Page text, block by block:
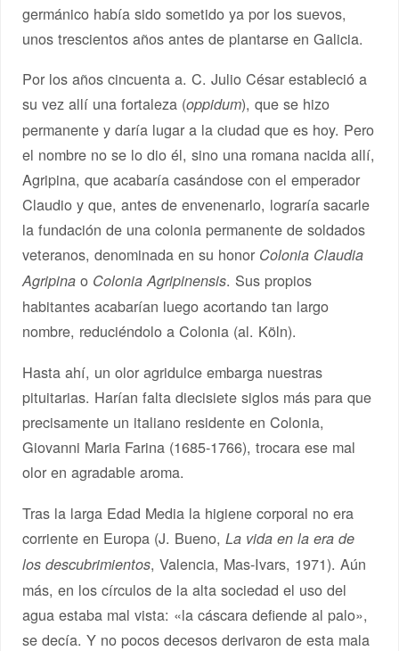
germánico había sido sometido ya por los suevos,
unos trescientos años antes de plantarse en Galicia.
Por los años cincuenta a. C. Julio César estableció a
su vez allí una fortaleza (oppidum), que se hizo
permanente y daría lugar a la ciudad que es hoy. Pero
el nombre no se lo dio él, sino una romana nacida allí,
Agripina, que acabaría casándose con el emperador
Claudio y que, antes de envenenarlo, lograría sacarle
la fundación de una colonia permanente de soldados
veteranos, denominada en su honor Colonia Claudia
Agripina o Colonia Agripinensis. Sus propios
habitantes acabarían luego acortando tan largo
nombre, reduciéndolo a Colonia (al. Köln).
Hasta ahí, un olor agridulce embarga nuestras
pituitarias. Harían falta diecisiete siglos más para que
precisamente un italiano residente en Colonia,
Giovanni Maria Farina (1685-1766), trocara ese mal
olor en agradable aroma.
Tras la larga Edad Media la higiene corporal no era
corriente en Europa (J. Bueno,La vida en la era de
los descubrimientos, Valencia, Mas-Ivars, 1971). Aún
más, en los círculos de la alta sociedad el uso del
agua estaba mal vista: «la cáscara defiende al palo»,
se decía. Y no pocos decesos derivaron de esta mala